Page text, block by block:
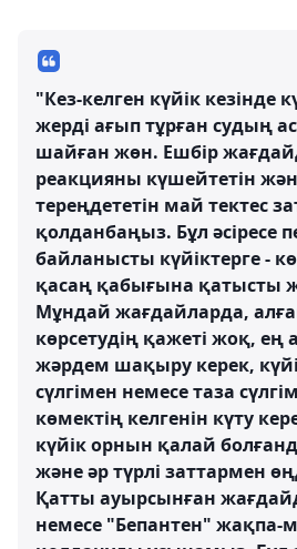
"Кез-келген күйік кезінде
жерді ағып тұрған судың
шайған жөн. Ешбір
реакцияны күшейтетін
тереңдететін май тектес
қолданбаңыз. Бұл әсіресе
байланысты күйіктерге -
қасаң қабығына қатысты
Мұндай жағдайларда,
көрсетудің қажеті жоқ,
жәрдем шақыру керек,
сүлгімен немесе таза
көмектің келгенін күту
күйік орнын қалай
және әр түрлі заттармен
Қатты ауырсынған
немесе "Бепантен" жақпа-